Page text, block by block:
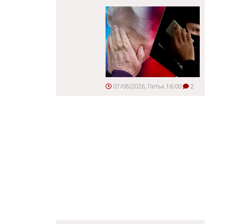
07/08/2026, Петък 16:00 2